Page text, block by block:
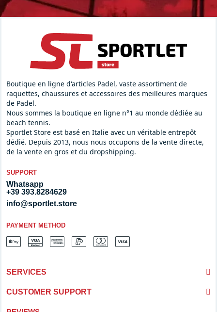
Boutique en ligne d'articles Padel, vaste assortiment de
raquettes, chaussures et accessoires des meilleures marques
de Padel.
Nous sommes la boutique en ligne n°1 au monde dédiée au
beach tennis.
Sportlet Store est basé en Italie avec un véritable entrepôt
dédié. Depuis 2013, nous nous occupons de la vente directe,
de la vente en gros et du dropshipping.
SUPPORT
Whatsapp
+39 393.8284629
info@sportlet.store
PAYMENT METHOD
SERVICES
CUSTOMER SUPPORT